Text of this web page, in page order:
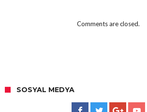
Comments are closed.
SOSYAL MEDYA